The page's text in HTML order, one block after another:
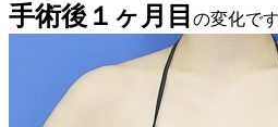
手術後１ヶ月目 の変化です